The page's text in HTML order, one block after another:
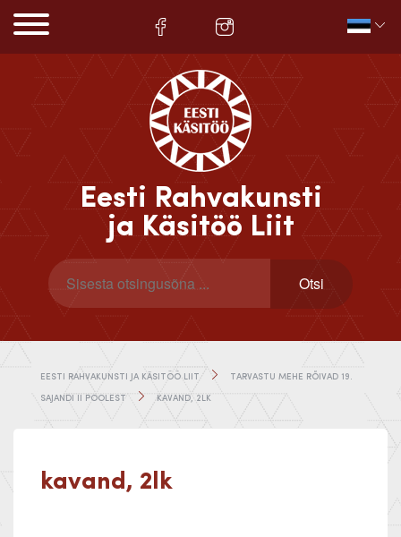
Eesti Rahvakunsti
ja Käsitöö Liit
EESTI RAHVAKUNSTI JA KÄSITÖÖ LIIT TARVASTU MEHE RÕIVAD 19.
SAJANDI II POOLEST KAVAND, 2LK
kavand, 2lk